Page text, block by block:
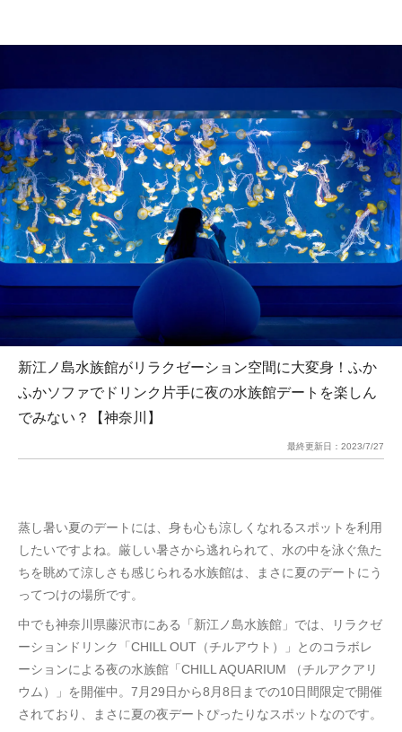
新江ノ島水族館がリラクゼーション空間に大変身！ふか
ふかソファでドリンク片手に夜の水族館デートを楽しん
でみない？【神奈川】
最終更新日： 2023/7/27
蒸し暑い夏のデートには、身も心も涼しくなれるスポットを利用
したいですよね。厳しい暑さから逃れられて、水の中を泳ぐ魚た
ちを眺めて涼しさも感じられる水族館は、まさに夏のデートにう
ってつけの場所です。
中でも神奈川県藤沢市にある「新江ノ島水族館」では、リラクゼ
ーションドリンク「CHILL OUT（チルアウト）」とのコラボレ
ーションによる夜の水族館「CHILL AQUARIUM （チルアクアリ
ウム）」を開催中。7月29日から8月8日までの10日間限定で開催
されており、まさに夏の夜デートぴったりなスポットなのです。